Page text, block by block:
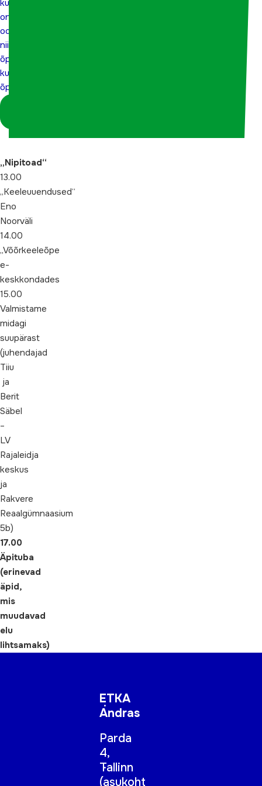
kuhu
on
oodatud
nii
õpilased
kui
õpetajad
„Nipitoad“
13.00
„Keeleuuendused“
Eno
Noorväli
14.00
„Võõrkeeleõpe
e-
keskkondades
15.00
Valmistame
midagi
suupärast
(juhendajad
Tiiu
ja
Berit
Säbel
–
LV
Rajaleidja
keskus
ja
Rakvere
Reaalgümnaasium
5b)
17.00
Äpituba
(erinevad
äpid,
mis
muudavad
elu
lihtsamaks)
ETKA
Andras
Parda
4,
Tallinn
(asukoht